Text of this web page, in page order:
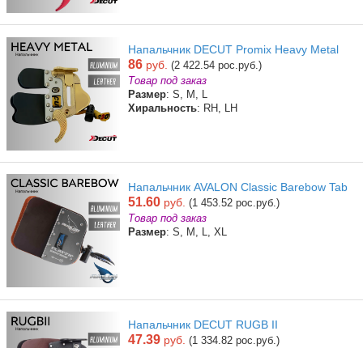
Напальчник DECUT Promix Heavy Metal
86 руб. (2 422.54 рос.руб.)
Товар под заказ
Размер: S, M, L
Хиральность: RH, LH
Напальчник AVALON Classic Barebow Tab
51.60 руб. (1 453.52 рос.руб.)
Товар под заказ
Размер: S, M, L, XL
Напальчник DECUT RUGB II
47.39 руб. (1 334.82 рос.руб.)